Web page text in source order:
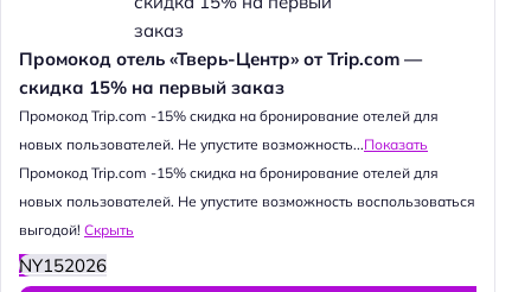
Промокод отель «Тверь-Центр» от Trip.com —
скидка 15% на первый заказ
Промокод Trip.com -15% скидка на бронирование отелей для
новых пользователей. Не упустите возможность...Показать
Промокод Trip.com -15% скидка на бронирование отелей для
новых пользователей. Не упустите возможность воспользоваться
выгодой! Скрыть
NY152026